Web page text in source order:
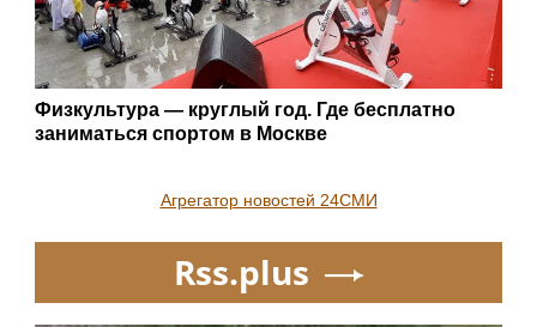
Физкультура — круглый год. Где бесплатно
заниматься спортом в Москве
Агрегатор новостей 24СМИ
Rss.plus